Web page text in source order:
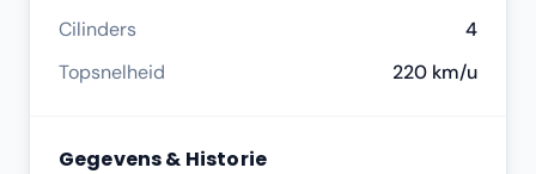
Cilinders
4
Topsnelheid
220 km/u
Gegevens & Historie